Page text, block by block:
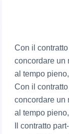
Con il
concordare un
al tempo
Con il
concordare un
al tempo
Il contratto